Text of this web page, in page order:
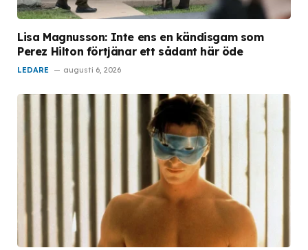
Lisa Magnusson: Inte ens en kändisgam som
Perez Hilton förtjänar ett sådant här öde
LEDARE augusti 6, 2026